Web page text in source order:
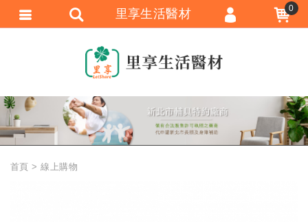
首頁 線上購物
里享生活醫材 0
會員註冊
忘記密碼
訂單查詢